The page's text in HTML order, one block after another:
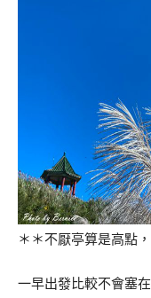
＊＊不厭亭算是高點
一早出發比較不會塞